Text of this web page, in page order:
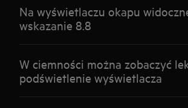
Na wyświetlaczu okapu
wskazanie 8.8
W ciemności można zobaczyć
podświetlenie wyświetlacza